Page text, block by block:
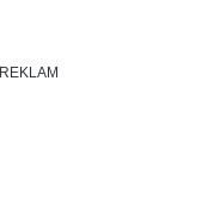
REKLAM